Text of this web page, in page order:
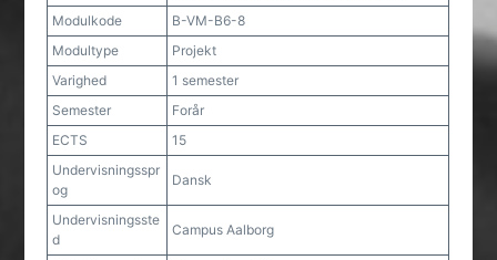
Modulkode
B-VM-B6-8
Modultype
Projekt
Varighed
1 semester
Semester
Forår
ECTS
15
Undervisningsspr
og
Dansk
Undervisningsste
d
Campus Aalborg